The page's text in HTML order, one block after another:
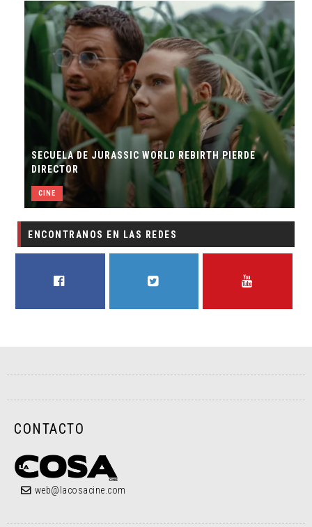
SECUELA DE JURASSIC WORLD REBIRTH PIERDE
DIRECTOR
CINE
ENCONTRANOS EN LAS REDES
CONTACTO
web@lacosacine.com